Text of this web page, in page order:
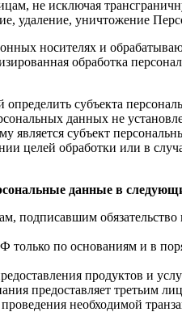
не исключая
удаление, уничтожение
носителях и
обработка
субъекта
данных не
является субъект
целей обработки или в
данные в
подписавшим
по основаниям и в
продуктов и
предоставляет третьим
необходимой